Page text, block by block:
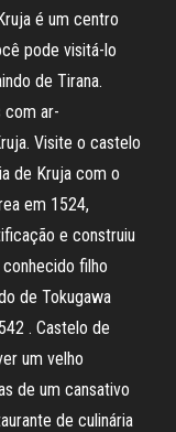
é um centro
pode visitá-lo
de Tirana.
com ar-
Visite o castelo
de Kruja com o
em 1524,
e construiu
filho
de Tokugawa
. Castelo de
um velho
de um cansativo
de culinária